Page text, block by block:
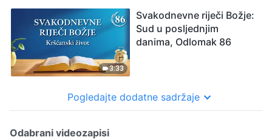
3:33
Svakodnevne riječi Božje:
Sud u posljednjim
danima, Odlomak 86
Pogledajte dodatne sadržaje
Odabrani videozapisi